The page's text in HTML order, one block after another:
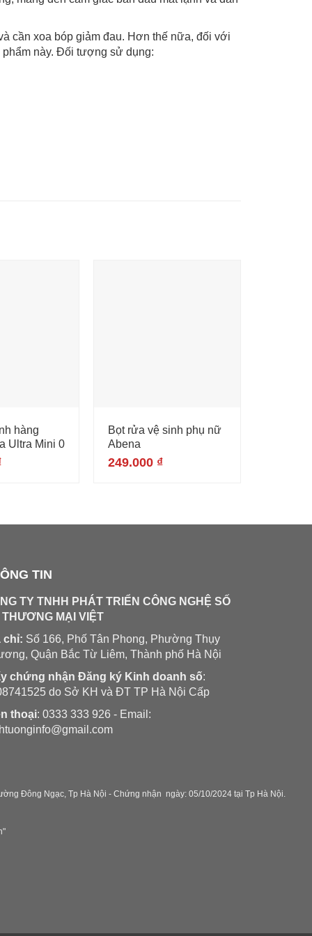
cần xoa bóp giảm đau. Hơn thế nữa, đối với
này. Đối tượng sử dụng:
hàng
Ultra Mini 0
Bọt rửa vệ sinh phụ nữ
Abena
249.000 ₫
TIN
TY TNHH PHÁT TRIỂN CÔNG NGHỆ SỐ
MẠI VIỆT
chỉ: Số 166, Phố Tân Phong, Phường Thụy
Quận Bắc Từ Liêm, Thành phố Hà Nội
chứng nhận Đăng ký Kinh doanh số:
do Sở KH và ĐT TP Hà Nội Cấp
thoại: 0333 333 926 - Email:
Đông Ngạc, Tp Hà Nội - C hứng nhận ngày: 05/10/2024 tại Tp Hà Nội.